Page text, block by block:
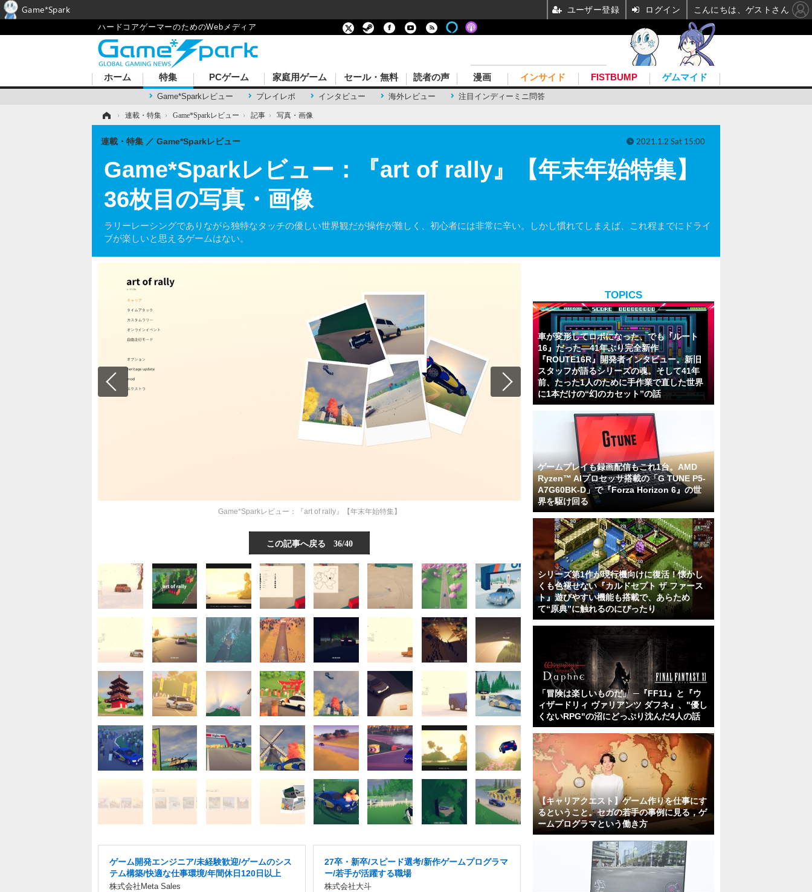
ハードコアゲーマーのためのWebメディア
ホーム 特集
Game*Sparkレビュー プレイレポ インタビュー 海外レビュー 注目インディーミニ問答
PCゲーム 家庭用ゲーム セール・無料 読者の声 漫画 インサイド FISTBUMP ゲムマイド
› 連載・特集 › Game*Sparkレビュー › 記事 › 写真・画像
Game*Sparkレビュー：『art of rally』【年末年始特集】
36枚目の写真・画像
ラリーレーシングでありながら独特なタッチの優しい世界観だが操作が難しく、初心者には非常に辛い。しかし慣れてしまえば、これ程までにドライ
ブが楽しいと思えるゲームはない。
連載・特集 Game*Sparkレビュー 2021.1.2 Sat 15:00
Game*Sparkレビュー：『art of rally』【年末年始特集】
この記事へ戻る 36/40
ゲーム開発エンジニア/未経験歓迎/ゲームのシス
テム構築/快適な仕事環境/年間休日120日以上
株式会社Meta Sales
27卒・新卒/スピード選考/新作ゲームプログラマ
ー/若手が活躍する職場
株式会社大斗
TOPICS
車が変形してロボになった、でも『ルート
16』だった―41年ぶり完全新作
『ROUTE16R』開発者インタビュー。新旧
スタッフが語るシリーズの魂。そして41年
前、たった1人のために手作業で直した世界
に1本だけの“幻のカセット”の話
ゲームプレイも録画配信もこれ1台。AMD
Ryzen™ AIプロセッサ搭載の「G TUNE P5-
A7G60BK-D」で『Forza Horizon 6』の世
界を駆け回る
シリーズ第1作が現行機向けに復活！懐かし
くも色褪せない『カルドセプト ザ ファース
ト』遊びやすい機能も搭載で、あらため
て“原典”に触れるのにぴったり
「冒険は楽しいものだ」 ─『FF11』と『ウ
ィザードリィ ヴァリアンツ ダフネ』、"優し
くないRPG"の沼にどっぷり沈んだ4人の話
【キャリアクエスト】ゲーム作りを仕事にす
るということ。セガの若手の事例に見る，ゲ
ームプログラマという働き方
Game*Spark ユーザー登録 ログイン こんにちは、ゲストさん